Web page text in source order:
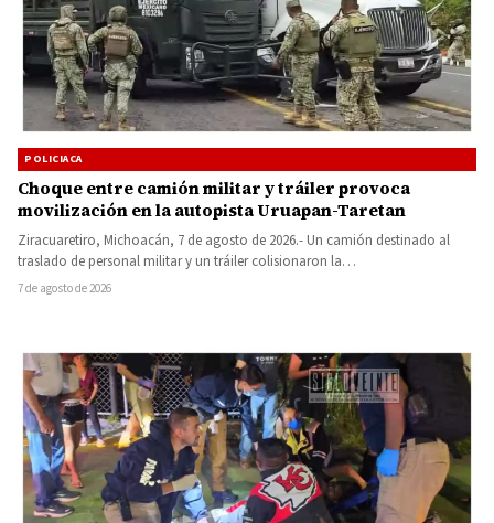
POLICIACA
Choque entre camión militar y tráiler provoca
movilización en la autopista Uruapan-Taretan
Ziracuaretiro, Michoacán, 7 de agosto de 2026.- Un camión destinado al
traslado de personal militar y un tráiler colisionaron la…
7 de agosto de 2026